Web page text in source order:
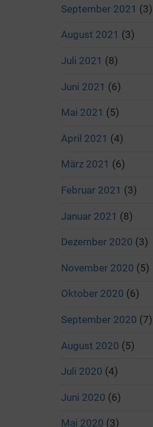
September 2021 (3)
August 2021 (3)
Juli 2021 (8)
Juni 2021 (6)
Mai 2021 (5)
April 2021 (4)
März 2021 (6)
Februar 2021 (3)
Januar 2021 (8)
Dezember 2020 (3)
November 2020 (5)
Oktober 2020 (6)
September 2020 (7)
August 2020 (5)
Juli 2020 (4)
Juni 2020 (6)
Mai 2020 (3)